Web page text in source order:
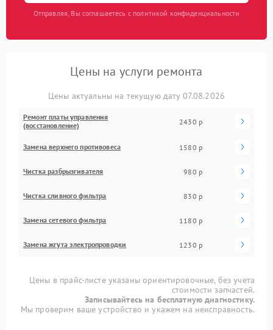
Отправляя, Вы соглашаетесь с политикой конфиденциальности
Цены на услуги ремонта
Цены актуальны на текущую дату 07.08.2026
Ремонт платы управления
(восстановление)
2430 р
Замена верхнего противовеса 1580 р
Чистка разбрызгивателя 980 р
Чистка сливного фильтра 830 р
Замена сетевого фильтра 1180 р
Замена жгута электропроводки 1230 р
Цены в прайс-листе указаны ориентировочные, без учета
стоимости запчастей.
Записывайтесь на бесплатную диагностику.
Мы проверим ваше устройство и укажем на неисправность.